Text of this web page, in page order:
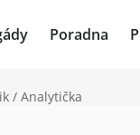
Poradna
/ Analytička